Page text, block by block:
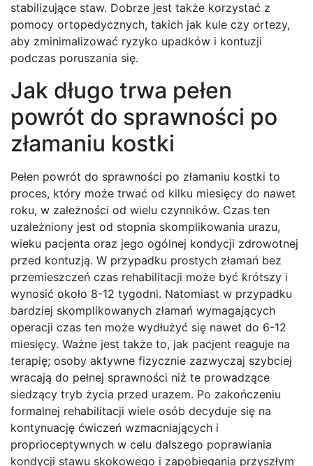
stabilizujące staw. Dobrze jest także korzystać z
pomocy ortopedycznych, takich jak kule czy ortezy,
aby zminimalizować ryzyko upadków i kontuzji
podczas poruszania się.
Jak długo trwa pełen
powrót do sprawności po
złamaniu kostki
Pełen powrót do sprawności po złamaniu kostki to
proces, który może trwać od kilku miesięcy do nawet
roku, w zależności od wielu czynników. Czas ten
uzależniony jest od stopnia skomplikowania urazu,
wieku pacjenta oraz jego ogólnej kondycji zdrowotnej
przed kontuzją. W przypadku prostych złamań bez
przemieszczeń czas rehabilitacji może być krótszy i
wynosić około 8-12 tygodni. Natomiast w przypadku
bardziej skomplikowanych złamań wymagających
operacji czas ten może wydłużyć się nawet do 6-12
miesięcy. Ważne jest także to, jak pacjent reaguje na
terapię; osoby aktywne fizycznie zazwyczaj szybciej
wracają do pełnej sprawności niż te prowadzące
siedzący tryb życia przed urazem. Po zakończeniu
formalnej rehabilitacji wiele osób decyduje się na
kontynuację ćwiczeń wzmacniających i
proprioceptywnych w celu dalszego poprawiania
kondycji stawu skokowego i zapobiegania przyszłym